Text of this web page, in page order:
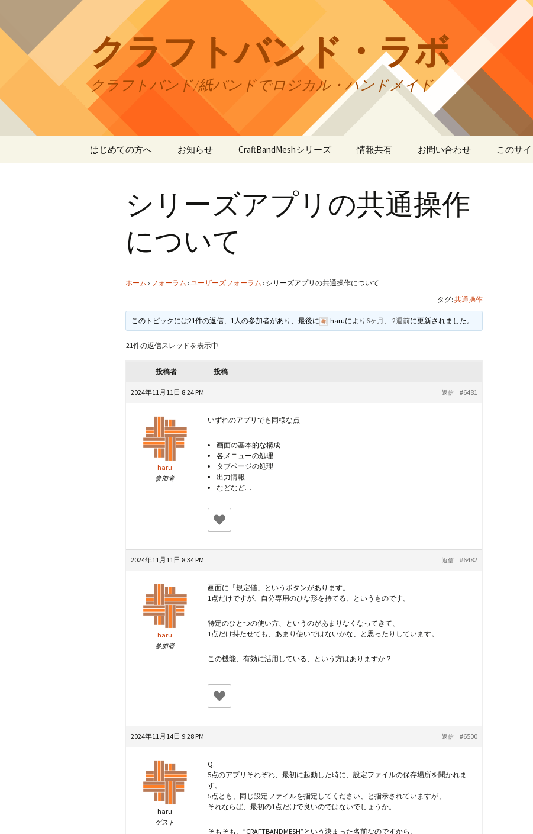
テ
キ
プ
クラフトバンド・ラボ
クラフトバンド/紙バンドでロジカル・ハンドメイド
はじめての方へ お知らせ CraftBandMeshシリーズ
CraftBandMesh出力例
CraftBandSquare45 CraftBandSquare45使用
例
CraftBandHexagon
CbMesh
初回起動手順と始め方
情報共有
ユーザーズフォーラム
Webツールのご案内
斜め編み(北欧
縦横のステッ
お問い合わせ このサ
シリーズアプリの共通操作
について
ホーム › フォーラム ›ユーザーズフォーラム › シリーズアプリの共通操作について
タグ: 共通操作
このトピックには21件の返信、1人の参加者があり、最後に haruにより 6ヶ月、 2週前に更新されました。
21件の返信スレッドを表示中
投稿者 投稿
2024年11月11日 8:24 PM #6481
返信
haru
参加者
いずれのアプリでも同様な点
画面の基本的な構成
各メニューの処理
タブページの処理
出力情報
などなど…
2024年11月11日 8:34 PM #6482
返信
haru
参加者
画面に「規定値」というボタンがあります。
1点だけですが、自分専用のひな形を持てる、というものです。
特定のひとつの使い方、というのがあまりなくなってきて、
1点だけ持たせても、あまり使いではないかな、と思ったりしています。
この機能、有効に活用している、という方はありますか？
2024年11月14日 9:28 PM #6500
返信
haru
ゲスト
Q.
5点のアプリそれぞれ、最初に起動した時に、設定ファイルの保存場所を聞かれま
す。
5点とも、同じ設定ファイルを指定してください、と指示されていますが、
それならば、最初の1点だけで良いのではないでしょうか。
そもそも、”CRAFTBANDMESH”という決まった名前なのですから、